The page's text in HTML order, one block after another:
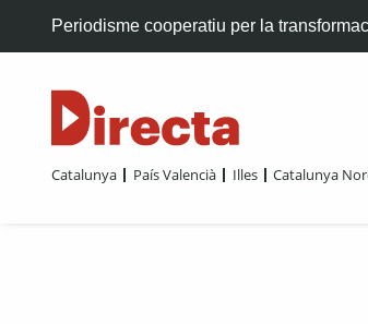
Periodisme cooperatiu per la
Catalunya País Valencià Illes Catalunya